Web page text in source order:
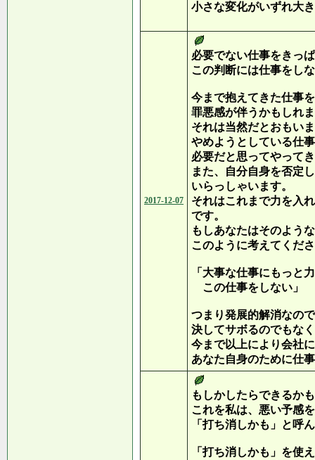
小さな変化がいずれ大
2017-12-07
必要でない仕事をきっ
この判断には仕事をし
今まで抱えてきた仕事
罪悪感が伴うかもしれ
それは当然だとおもい
やめようとしている仕
必要だと思ってやって
また、自分自身を否定
いらっしゃいます。
それはこれまで力を入
です。
もしあなたはそのよう
このように考えてくだ
「大事な仕事にもっと
この仕事をしない」
つまり発展的解消なの
決してサボるのでもな
今まで以上により会社
あなた自身のために仕
もしかしたらできるか
これを私は、悪い予感
「打ち消しかも」と呼
「打ち消しかも」を使